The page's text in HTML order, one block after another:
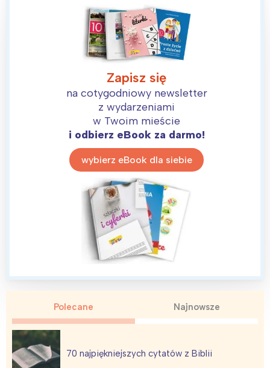
Zapisz się
na cotygodniowy newsletter
z wydarzeniami
w Twoim mieście
i odbierz eBook za darmo!
wybierz eBook dla siebie
Polecane Najnowsze
70 najpiękniejszych cytatów z Biblii